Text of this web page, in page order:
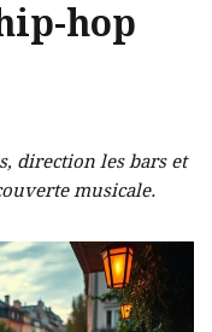
hop
direction les bars et
musicale.